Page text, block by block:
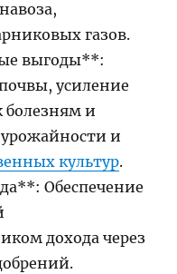
газов.
выгоды**:
усиление
болезням и
и
культур.
Обеспечение
дохода через